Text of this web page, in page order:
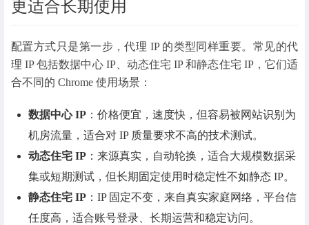
更适合长期使用
配置方式只是第一步，代理 IP 的类型同样重要。常见的代
理 IP 包括数据中心 IP、动态住宅 IP 和静态住宅 IP，它们适
合不同的 Chrome 使用场景：
数据中心 IP ：价格便宜，速度快，但容易被网站识别为
机房流量，适合对 IP 质量要求不高的技术测试。
动态住宅 IP ：来源真实，自动轮换，适合大规模数据采
集或短期测试，但长期固定使用时稳定性不如静态 IP。
静态住宅 IP ：IP 固定不变，来自真实家庭网络，平台信
任度高，适合账号登录、长期运营和稳定访问。